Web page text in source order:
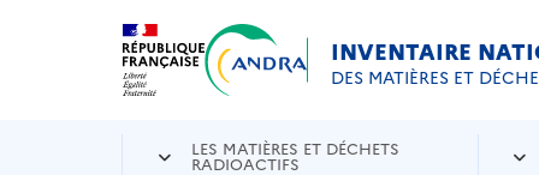
Aller au contenu principal
INVENTAIRE
DES MATIÈRES ET
LES MATIÈRES ET DÉCHETS
RADIOACTIFS